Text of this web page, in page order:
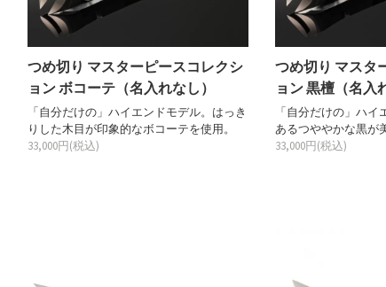
つめ切り マスターピースコレクシ
ョン ボコーテ（名入れなし）
「自分だけの」ハイエンドモデル。はっき
りした木目が印象的なボコーテを使用。
33,000円(税込)
つめ切り マスタ
ョン 黒檀（名入
「自分だけの」ハ
あるつややかな黒が
33,000円(税込)